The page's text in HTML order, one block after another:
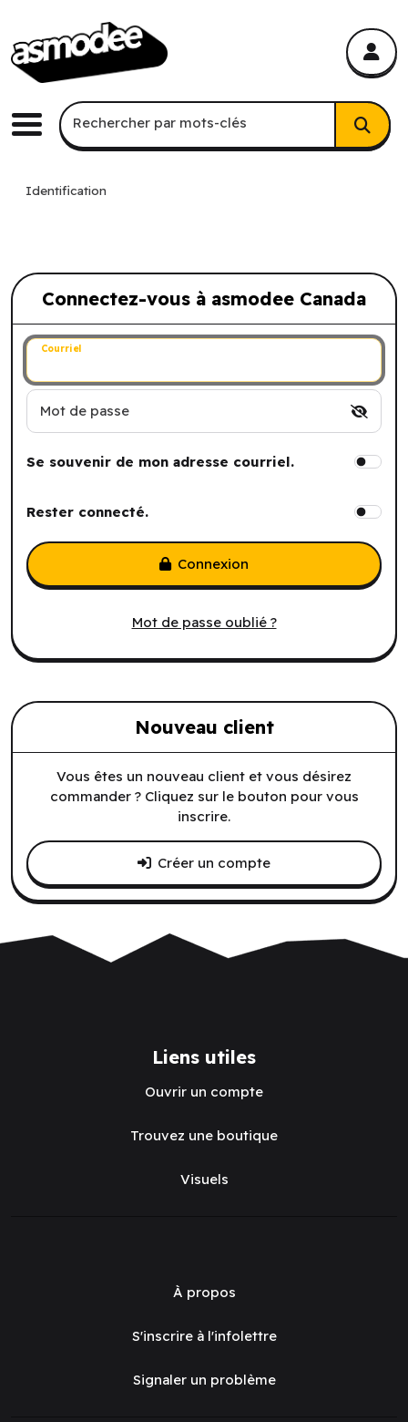
Menu
Recherche par mots-clés
Rechercher par mots-clés
Identification
Connectez-vous à asmodee Canada
Connectez-vous à asmodee Canada
Courriel
Mot de passe
Se souvenir de mon adresse courriel.
Rester connecté.
Mot de passe oublié ?
Connexion
Nouveau client
Vous êtes un nouveau client et vous désirez
commander ? Cliquez sur le bouton pour vous
inscrire.
Créer un compte
Liens utiles
Ouvrir un compte
Trouvez une boutique
Visuels
À propos
S'inscrire à l'infolettre
Signaler un problème